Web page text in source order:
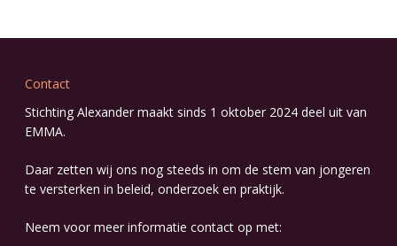
Contact
Stichting Alexander maakt sinds 1 oktober 2024 deel uit van
EMMA.
Daar zetten wij ons nog steeds in om de stem van jongeren
te versterken in beleid, onderzoek en praktijk.
Neem voor meer informatie contact op met: